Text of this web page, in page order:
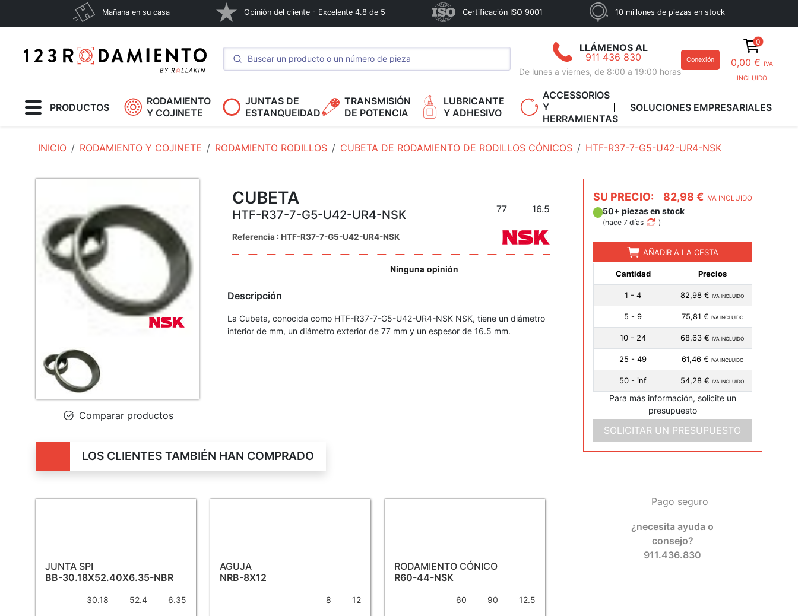
Mañana en su casa Opinión del cliente - Excelente 4.8 de 5 Certificación ISO 9001 10 millones de piezas en stock
LLÁMENOS AL
911 436 830
De lunes a viernes, de 8:00 a 19:00 horas
Conexión
0
0,00 € IVA
INCLUIDO
PRODUCTOS
RODAMIENTO
Y COJINETE
JUNTAS DE
ESTANQUEIDAD
TRANSMISIÓN
DE POTENCIA
LUBRICANTE
Y ADHESIVO
ACCESSORIOS
Y
HERRAMIENTAS
SOLUCIONES EMPRESARIALES
INICIO RODAMIENTO Y COJINETE RODAMIENTO RODILLOS CUBETA DE RODAMIENTO DE RODILLOS CÓNICOS HTF-R37-7-G5-U42-UR4-NSK
Comparar productos
CUBETA
HTF-R37-7-G5-U42-UR4-NSK 77 16.5
Referencia : HTF-R37-7-G5-U42-UR4-NSK
Descripción
La Cubeta, conocida como HTF-R37-7-G5-U42-UR4-NSK NSK, tiene un diámetro
interior de mm, un diámetro exterior de 77 mm y un espesor de 16.5 mm.
SU PRECIO: 82,98 € IVA INCLUIDO
50+ piezas en stock
(hace 7 días )
AÑADIR A LA CESTA
Cantidad Precios
1 - 4 82,98 €IVA INCLUIDO
5 - 9 75,81 € IVA INCLUIDO
10 - 24 68,63 €IVA INCLUIDO
25 - 49 61,46 € IVA INCLUIDO
50 - inf 54,28 €IVA INCLUIDO
Para más información, solicite un
presupuesto
SOLICITAR UN PRESUPUESTO
Pago seguro
¿necesita ayuda o
consejo?
911.436.830
LOS CLIENTES TAMBIÉN HAN COMPRADO
JUNTA SPI
BB-30.18X52.40X6.35-NBR
30.18 52.4 6.35
AGUJA
NRB-8X12
8 12
RODAMIENTO CÓNICO
R60-44-NSK
60 90 12.5